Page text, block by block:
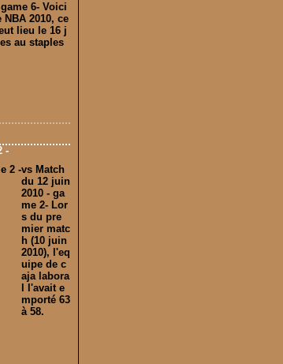
6- Voici
NBA 2010, ce
lieu le 16 j
au staples
-
vs Match
du 12 juin
2010 - ga
me 2- Lor
s du pre
mier matc
h (10 juin
2010), l'eq
uipe de c
aja labora
l l'avait e
mporté 63
à 58.